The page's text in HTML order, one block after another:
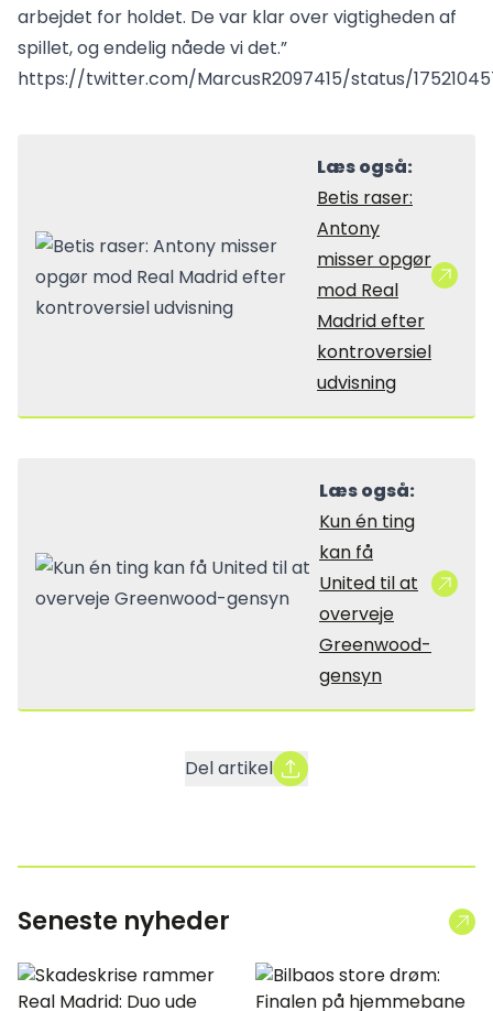
arbejdet for holdet. De var klar over vigtigheden af
spillet, og endelig nåede vi det.”
https://twitter.com/MarcusR2097415/status/
Læs også:
Betis raser:
Antony
misser opgør
mod Real
Madrid efter
kontroversiel
udvisning
Læs også:
Kun én ting
kan få
United til at
overveje
Greenwood-
gensyn
Del artikel
Seneste nyheder